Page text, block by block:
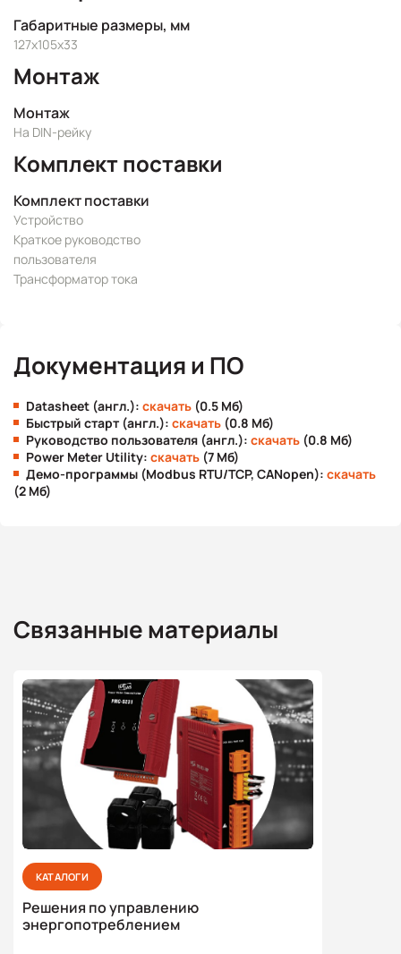
Габаритные размеры, мм
127х105х33
Монтаж
Монтаж
На DIN-рейку
Комплект поставки
Комплект поставки
Устройство
Краткое руководство
пользователя
Трансформатор тока
Документация и ПО
Datasheet (англ.): скачать (0.5 Мб)
Быстрый старт (англ.): скачать (0.8 Мб)
Руководство пользователя (англ.): скачать (0.8 Мб)
Power Meter Utility: скачать (7 Мб)
Демо-программы (Modbus RTU/TCP, CANopen): скачать
(2 Мб)
Связанные материалы
КАТАЛОГИ
Решения по управлению
энергопотреблением